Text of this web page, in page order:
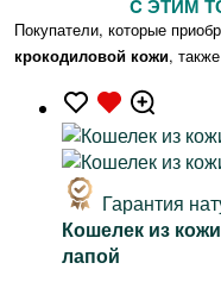
C ЭТИМ
Покупатели, которые
крокодиловой кожи,
Гарантия
Кошелек из
лапой